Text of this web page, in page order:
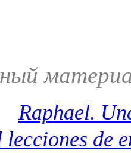
Raphael.
lecciones de